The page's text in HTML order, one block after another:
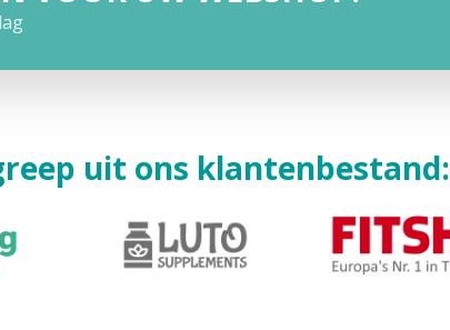
uit ons klantenbestand: